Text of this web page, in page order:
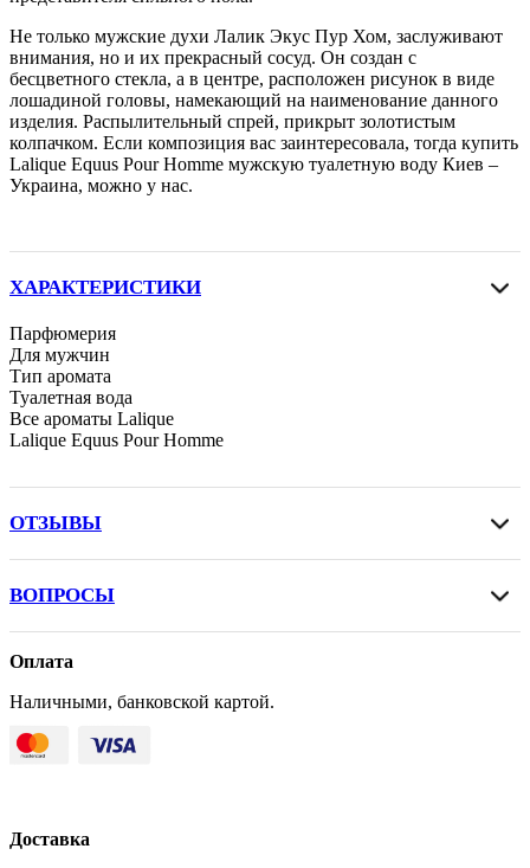
Не только мужские духи Лалик Экус Пур Хом, заслуживают
внимания, но и их прекрасный сосуд. Он создан с
бесцветного стекла, а в центре, расположен рисунок в виде
лошадиной головы, намекающий на наименование данного
изделия. Распылительный спрей, прикрыт золотистым
колпачком. Если композиция вас заинтересовала, тогда купить
Lalique Equus Pour Homme мужскую туалетную воду Киев –
Украина, можно у нас.
ХАРАКТЕРИСТИКИ
Парфюмерия
Для мужчин
Тип аромата
Туалетная вода
Все ароматы Lalique
Lalique Equus Pour Homme
ОТЗЫВЫ
ВОПРОСЫ
Оплата
Наличными, банковской картой.
Доставка